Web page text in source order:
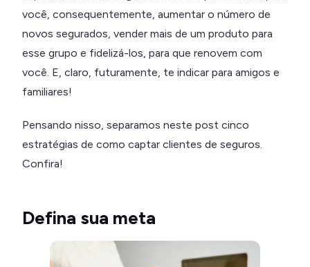
você, consequentemente, aumentar o número de
novos segurados, vender mais de um produto para
esse grupo e fidelizá-los, para que renovem com
você. E, claro, futuramente, te indicar para amigos e
familiares!
Pensando nisso, separamos neste post cinco
estratégias de como captar clientes de seguros.
Confira!
Defina sua meta